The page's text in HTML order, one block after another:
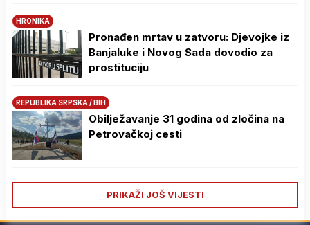
HRONIKA
Pronađen mrtav u zatvoru: Djevojke iz
Banjaluke i Novog Sada dovodio za
prostituciju
REPUBLIKA SRPSKA / BIH
Obilježavanje 31 godina od zločina na
Petrovačkoj cesti
PRIKAŽI JOŠ VIJESTI